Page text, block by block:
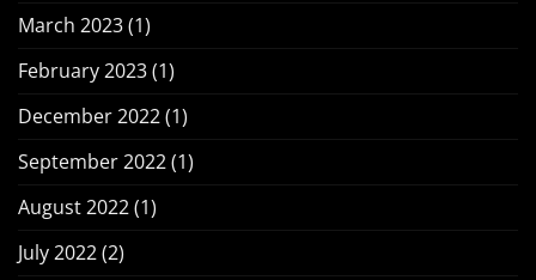
March 2023(1)
February 2023(1)
December 2022(1)
September 2022(1)
August 2022(1)
July 2022(2)